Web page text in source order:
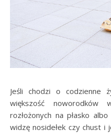
Jeśli chodzi o codzienne
większość noworodków
rozłożonych na płasko
widzę nosidełek czy chust i